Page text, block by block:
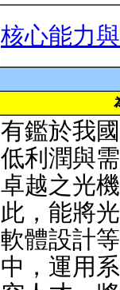
核心能力
有鑑於我
低利潤與
卓越之光
此，能將
軟體設計
中，運用